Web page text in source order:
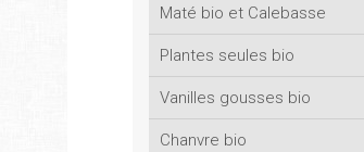
Maté bio et Calebasse
Plantes seules bio
Vanilles gousses bio
Chanvre bio